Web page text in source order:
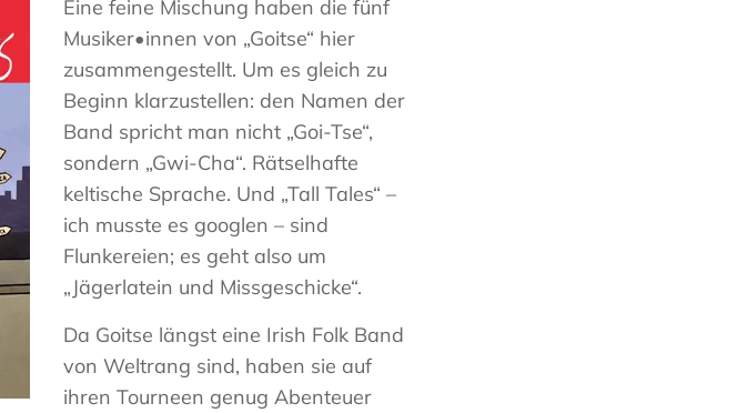
Haas
Musiker
–
Akkordeon,
Bandoneon,
Harmonielehre
Eine feine Mischung haben die fünf
Musiker•innen von „Goitse“ hier
zusammengestellt. Um es gleich zu
Beginn klarzustellen: den Namen der
Band spricht man nicht „Goi-Tse“,
sondern „Gwi-Cha“. Rätselhafte
keltische Sprache. Und „Tall Tales“ –
ich musste es googlen – sind
Flunkereien; es geht also um
„Jägerlatein und Missgeschicke“.
Da Goitse längst eine Irish Folk Band
von Weltrang sind, haben sie auf
ihren Tourneen genug Abenteuer